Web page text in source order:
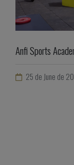
Anfi Sports
25 de June de